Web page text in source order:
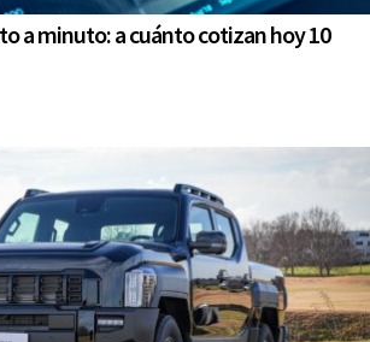
a minuto: a cuánto cotizan hoy 10